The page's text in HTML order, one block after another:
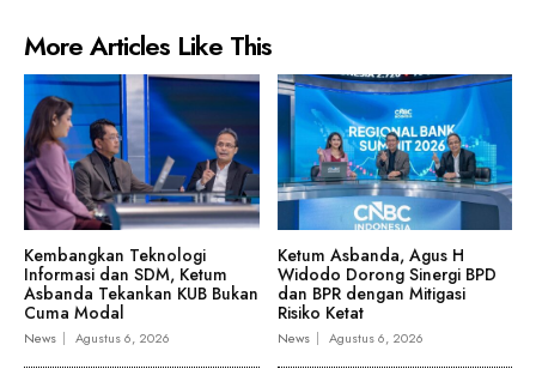
More Articles Like This
Kembangkan Teknologi
Informasi dan SDM, Ketum
Asbanda Tekankan KUB Bukan
Cuma Modal
News Agustus 6, 2026
Ketum Asbanda, Agus H
Widodo Dorong Sinergi BPD
dan BPR dengan Mitigasi
Risiko Ketat
News Agustus 6, 2026